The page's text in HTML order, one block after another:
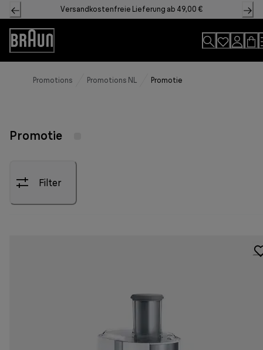
Skip
to
Content
Versandkostenfreie Lieferung ab 49,00 €
Accessibility
Statement
Promotions Promotions NL Promotie
Promotie
Filter